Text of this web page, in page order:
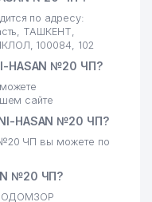
390 м
395 м
400 м
по адресу:
ТАШКЕНТ,
100084, 102
HASAN №20 ЧП?
сайте
HASAN №20 ЧП?
№20 ЧП вы можете по
№20 ЧП?